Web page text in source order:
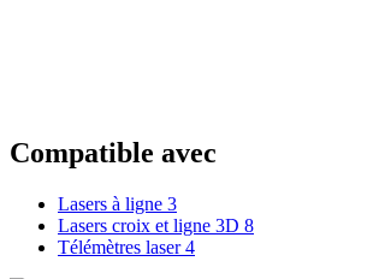
Compatible avec
Lasers à ligne 3
Lasers croix et ligne 3D 8
Télémètres laser4